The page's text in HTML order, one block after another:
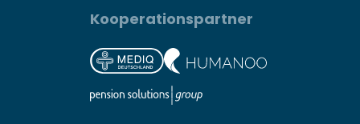
Kooperationspartner